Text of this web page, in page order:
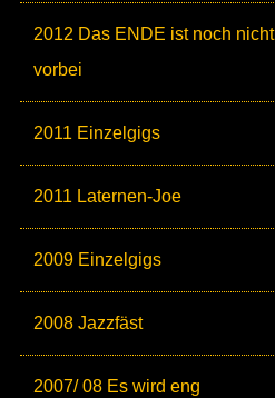
2012 Das ENDE ist noch nicht
vorbei
2011 Einzelgigs
2011 Laternen-Joe
2009 Einzelgigs
2008 Jazzfäst
2007/ 08 Es wird eng